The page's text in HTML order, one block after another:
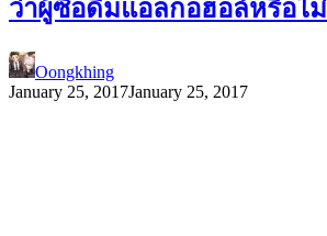
ว่าผู้ซื้อดื่มแอลกอฮอล์หรือไม่
Oongkhing
January 25, 2017January 25, 2017